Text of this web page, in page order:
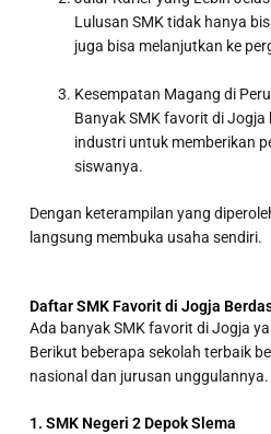
Lulusan SMK tidak hanya
juga bisa melanjutkan ke
Kesempatan Magang di
Banyak SMK favorit di Jogja
industri untuk memberikan
siswanya.
Dengan keterampilan yang
langsung membuka usaha sendiri.
Daftar SMK Favorit di Jogja
Ada banyakSMK favorit di Jogja
Berikut beberapa sekolah terbaik
nasional dan jurusan unggulannya.
1. SMK Negeri 2 Depok Slema